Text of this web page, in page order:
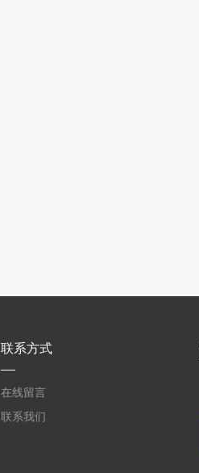
联系方式
在线留言
联系我们